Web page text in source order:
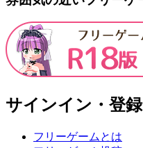
サインイン・登録
フリーゲームとは